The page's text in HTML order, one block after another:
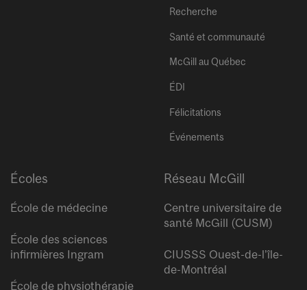
Recherche
Santé et communauté
McGill au Québec
ÉDI
Félicitations
Événements
Écoles
École de médecine
École des sciences
infirmières Ingram
École de physiothérapie
Réseau McGill
Centre universitaire de
santé McGill (CUSM)
CIUSSS Ouest-de-l’île-
de-Montréal